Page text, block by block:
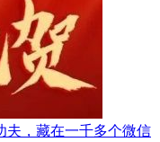
夫，藏在一千多个微信